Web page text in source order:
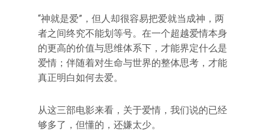
“神就是爱”，但人却很容易把爱就当成神，两
者之间终究不能划等号。在一个超越爱情本身
的更高的价值与思维体系下，才能界定什么是
爱情；伴随着对生命与世界的整体思考，才能
真正明白如何去爱。
从这三部电影来看，关于爱情，我们说的已经
够多了，但懂的，还嫌太少。